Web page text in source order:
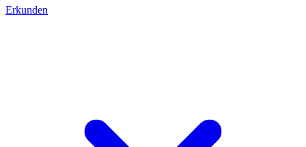
Erkunden